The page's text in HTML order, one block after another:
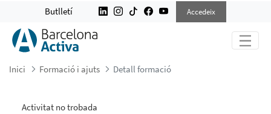
DETALL FORMACIÓ
Butlletí Accedeix
Inici Formació i ajuts Detall formació
Activitat no trobada